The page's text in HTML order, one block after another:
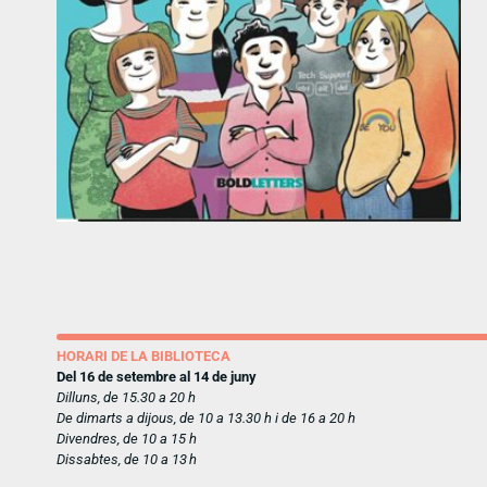
HORARI DE LA BIBLIOTECA
Del 16 de setembre al 14 de juny
Dilluns, de 15.30 a 20 h
De dimarts a dijous, de 10 a 13.30 h i de 16 a 20 h
Divendres, de 10 a 15 h
Dissabtes, de 10 a 13 h